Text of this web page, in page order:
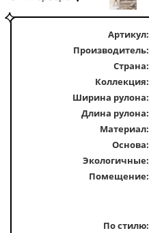
Артикул:
Производитель:
Страна:
Коллекция:
Ширина рулона:
Длина рулона:
Материал:
Основа:
Экологичные:
Помещение
По стилю